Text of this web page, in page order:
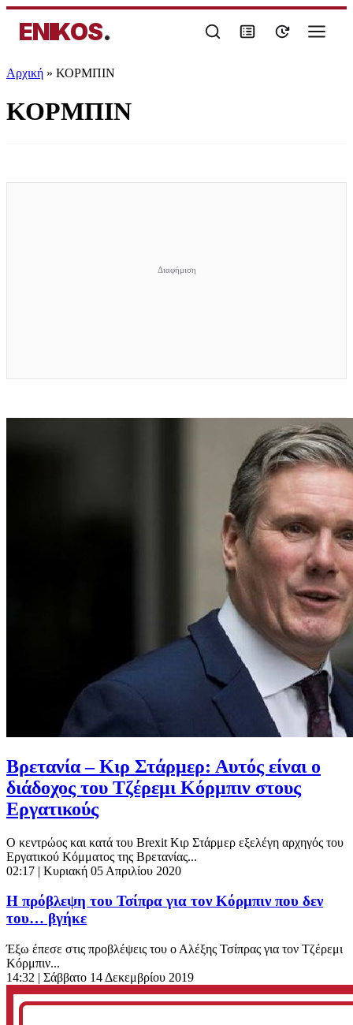
ENIKOS.
Αρχική » ΚΟΡΜΠΙΝ
ΚΟΡΜΠΙΝ
Βρετανία – Κιρ Στάρμερ: Αυτός είναι ο
διάδοχος του Τζέρεμι Κόρμπιν στους
Εργατικούς
Ο κεντρώος και κατά του Brexit Κιρ Στάρμερ εξελέγη αρχηγός του
Εργατικού Κόμματος της Βρετανίας...
02:17 | Κυριακή 05 Απριλίου 2020
Η πρόβλεψη του Τσίπρα για τον Κόρμπιν που δεν
του… βγήκε
Έξω έπεσε στις προβλέψεις του ο Αλέξης Τσίπρας για τον Τζέρεμι
Κόρμπιν...
14:32 | Σάββατο 14 Δεκεμβρίου 2019